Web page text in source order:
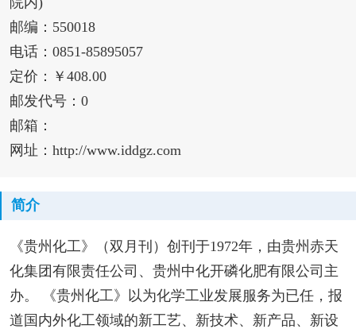
邮编：550018
电话：0851-85895057
定价：￥408.00
邮发代号：0
邮箱：
网址：http://www.iddgz.com
简介
《贵州化工》（双月刊）创刊于1972年，由贵州赤天
化集团有限责任公司、贵州中化开磷化肥有限公司主
办。 《贵州化工》以为化学工业发展服务为已任，报
道国内外化工领域的新工艺、新技术、新产品、新设